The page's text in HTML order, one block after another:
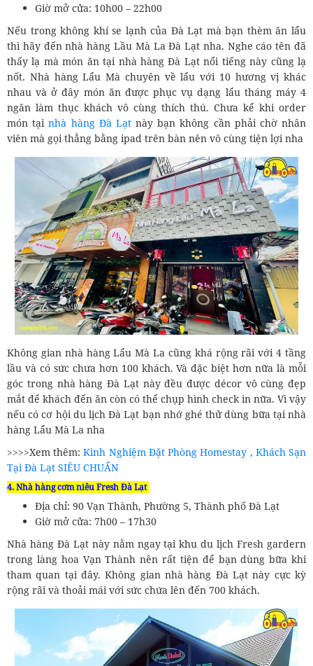
Giờ mở cửa: 10h00 – 22h00
Nếu trong không khí se lạnh của Đà Lạt mà bạn thèm ăn lẩu
thì hãy đến nhà hàng Lầu Mà La Đà Lạt nha. Nghe cáo tên đã
thấy lạ mà món ăn tại nhà hàng Đà Lạt nổi tiếng này cũng lạ
nốt. Nhà hàng Lẩu Mà chuyên về lẩu với 10 hương vị khác
nhau và ở đây món ăn được phục vụ dạng lẩu tháng máy 4
ngăn làm thục khách vô cùng thích thú. Chưa kể khi order
món tạinhà hàng Đà Lạtnày bạn không cần phải chờ nhân
viên mà gọi thẳng bằng ipad trên bàn nên vô cùng tiện lợi nha
Không gian nhà hàng Lẩu Mà La cũng khá rộng rãi với 4 tầng
lầu và có sức chưa hơn 100 khách. Và đặc biệt hơn nữa là mỗi
góc trong nhà hàng Đà Lạt này đều được décor vô cùng đẹp
mắt để khách đến ăn còn có thể chụp hình check in nữa. Vì vậy
nếu có cơ hội du lịch Đà Lạt bạn nhớ ghé thử dùng bữa tại nhà
hàng Lẩu Mà La nha
>>>>Xem thêm:Kinh Nghiệm Đặt Phòng Homestay , Khách Sạn
Tại Đà Lạt SIÊU CHUẨN
4. Nhà hàng cơm niêu Fresh Đà Lạt
Địa chỉ: 90 Vạn Thành, Phường 5, Thành phố Đà Lạt
Giờ mở cửa: 7h00 – 17h30
Nhà hàng Đà Lạt này nằm ngay tại khu du lịch Fresh gardern
trong làng hoa Vạn Thành nên rất tiện để bạn dùng bữa khi
tham quan tại đây. Không gian nhà hàng Đà Lạt này cực kỳ
rộng rãi và thoải mái với sức chứa lên đến 700 khách.